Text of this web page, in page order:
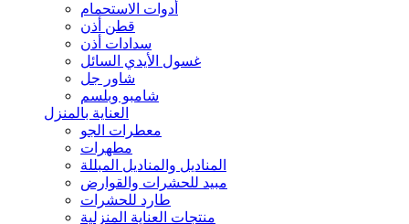
أدوات الاستحمام
قطن أذن
سدادات أذن
غسول الأيدي السائل
شاور جل
شامبو وبلسم
العناية بالمنزل
معطرات الجو
مطهرات
المناديل والمناديل المبللة
مبيد للحشرات والقوارض
طارد للحشرات
منتجات العناية المنزلية